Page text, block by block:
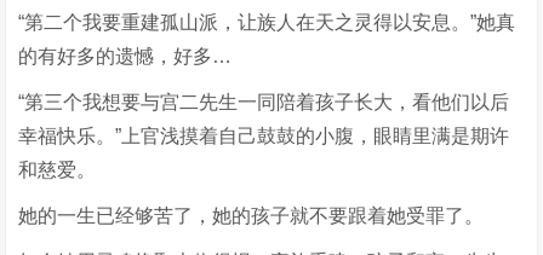
“第二个我要重建孤山派，让族人在天之灵得以安息。”她真
的有好多的遗憾，好多…
“第三个我想要与宫二先生一同陪着孩子长大，看他们以后
幸福快乐。”上官浅摸着自己鼓鼓的小腹，眼睛里满是期许
和慈爱。
她的一生已经够苦了，她的孩子就不要跟着她受罪了。